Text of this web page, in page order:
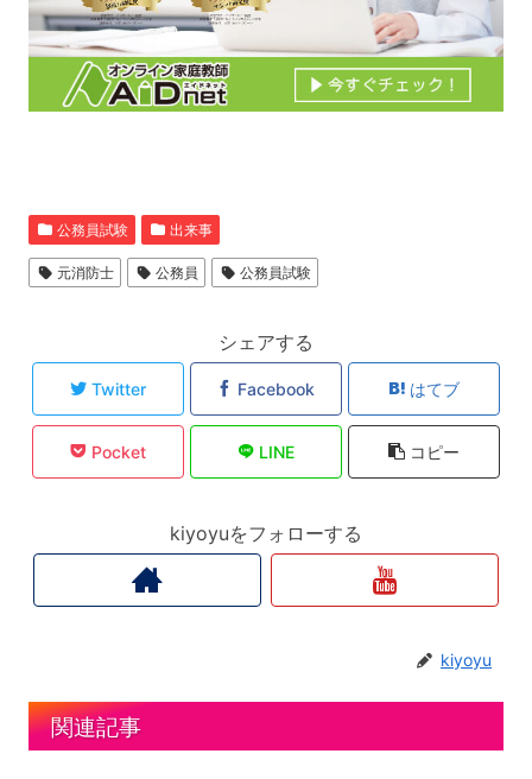
公務員試験 出来事
元消防士 公務員 公務員試験
シェアする
Twitter Facebook はてブ
Pocket LINE コピー
kiyoyuをフォローする
kiyoyu
関連記事